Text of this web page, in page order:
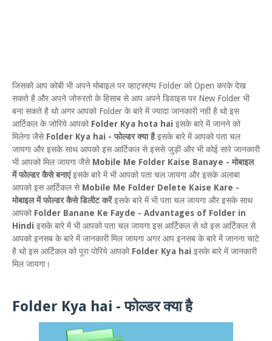
जिसको आप कोबी भी अपने मोबाइल पर व्हाट्सएप्प Folder को Open करके देख
सकते है और अपने जोरुरतो के हिसाब से आप अपने डिवाइस पर New Folder भी
बना सकते है थो अगर आपको Folder के बारे में ज्यादा जानकारी नही है थो इस
आर्टिकल के जोरिये आपको Folder Kya hota hai इसके बारे में जानने को
मिलेगा जैसे Folder Kya hai - फोल्डर क्या हैइसके बारे में आपको पता चल
जायगा और इसके साथ आपको इस आर्टिकल से इससे जुड़ी और भी कोई सारे जानकारी
भी आपको मिल जायगा जैसे Mobile Me Folder Kaise Banaye - मोबाइल
में फोल्डर कैसे बनाएंइसके बारे में भी आपको पता चल जायगा और इसके अलाबा
आपको इस आर्टिकल से Mobile Me Folder Delete Kaise Kare -
मोबाइल में फोल्डर कैसे डिलीट करेंइसके बारे में भी पता चल जायगा और इसके साथ
आपको Folder Banane Ke Fayde - Advantages of Folder in
Hindi इसके बारे में भी आपको पता चल जायगा इस आर्टिकल से थो इस आर्टिकल से
आपको इनसब के बारे में जानकारी मिल जायगा अगर आप इनसब के बारे में जानना चाटे
है थो इस आर्टिकल को पूरा पोरिये आपको Folder Kya hai इसके बारे में जानकारी
मिल जायगा।
Folder Kya hai - फोल्डर क्या है